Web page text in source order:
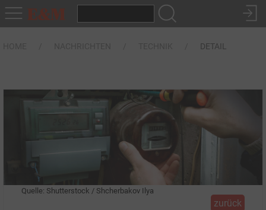
DETAIL
Quelle: Shutterstock / Shcherbakov Ilya
zurück